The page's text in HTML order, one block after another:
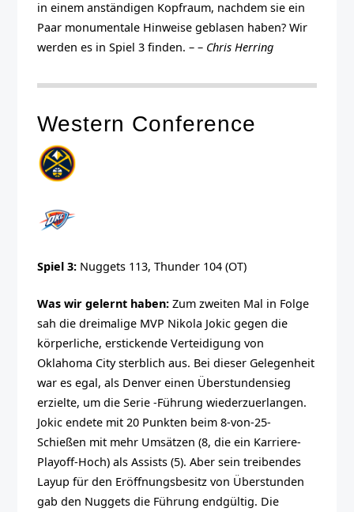
in einem anständigen Kopfraum, nachdem sie ein
Paar monumentale Hinweise geblasen haben? Wir
werden es in Spiel 3 finden. – – Chris Herring
Western Conference
Spiel 3: Nuggets 113, Thunder 104 (OT)
Was wir gelernt haben:Zum zweiten Mal in Folge
sah die dreimalige MVP Nikola Jokic gegen die
körperliche, erstickende Verteidigung von
Oklahoma City sterblich aus. Bei dieser Gelegenheit
war es egal, als Denver einen Überstundensieg
erzielte, um die Serie -Führung wiederzuerlangen.
Jokic endete mit 20 Punkten beim 8-von-25-
Schießen mit mehr Umsätzen (8, die ein Karriere-
Playoff-Hoch) als Assists (5). Aber sein treibendes
Layup für den Eröffnungsbesitz von Überstunden
gab den Nuggets die Führung endgültig. Die